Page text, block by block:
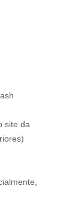
site da